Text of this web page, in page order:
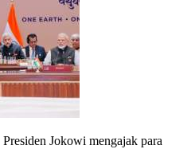
Jokowi mengajak para